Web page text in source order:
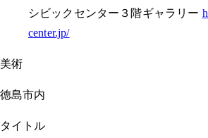
シビックセンター３階ギャラリー
center.jp/
美術
徳島市内
タイトル